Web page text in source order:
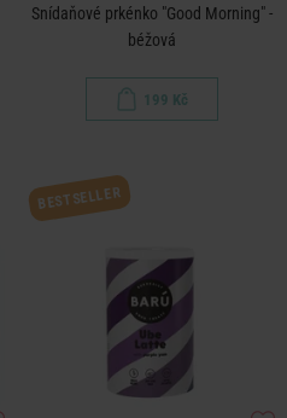
Snídaňové prkénko "Good Morning" -
béžová
199 Kč
BESTSELLER